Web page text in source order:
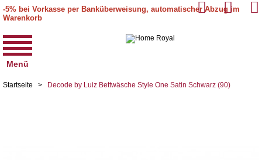
-5% bei Vorkasse per Banküberweisung, automatischer Abzug im
Warenkorb
Menü
Startseite > Decode by Luiz Bettwäsche Style One Satin Schwarz (90)